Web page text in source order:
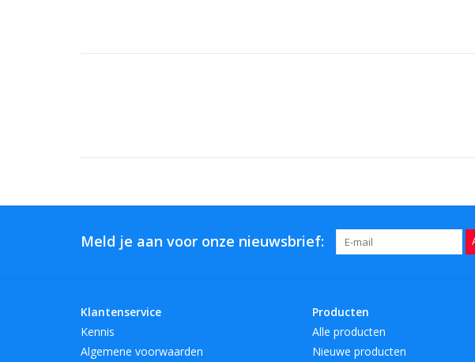
Meld je aan voor onze nieuwsbrief:
Klantenservice
Kennis
Algemene voorwaarden
Producten
Alle producten
Nieuwe producten